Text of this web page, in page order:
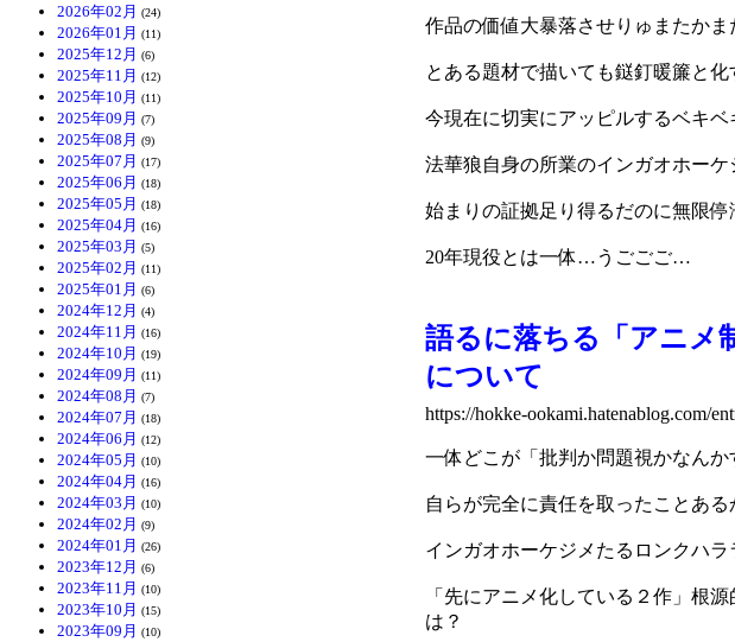
2026年02月 (24)
2026年01月 (11)
2025年12月 (6)
2025年11月 (12)
2025年10月 (11)
2025年09月 (7)
2025年08月 (9)
2025年07月 (17)
2025年06月 (18)
2025年05月 (18)
2025年04月 (16)
2025年03月 (5)
2025年02月 (11)
2025年01月 (6)
2024年12月 (4)
2024年11月 (16)
2024年10月 (19)
2024年09月 (11)
2024年08月 (7)
2024年07月 (18)
2024年06月 (12)
2024年05月 (10)
2024年04月 (16)
2024年03月 (10)
2024年02月 (9)
2024年01月 (26)
2023年12月 (6)
2023年11月 (10)
2023年10月 (15)
2023年09月 (10)
作品の価値大暴落させりゅまたかま
とある題材で描いても鎹釘暖簾と
今現在に切実にアッピルするベキ
法華狼自身の所業のインガオホー
始まりの証拠足り得るだのに無限
20年現役とは一体…うごごご…
語るに落ちる「アニメ
について
https://hokke-ookami.hatenablog.com/
一体どこが「批判か問題視かなん
自らが完全に責任を取ったことあ
インガオホーケジメたるロンクハ
「先にアニメ化している２作」根
は？